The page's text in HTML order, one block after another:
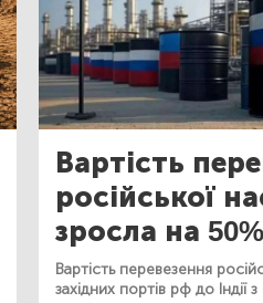
Вартість
російської
зросла на
Вартість перевезення
західних портів рф до